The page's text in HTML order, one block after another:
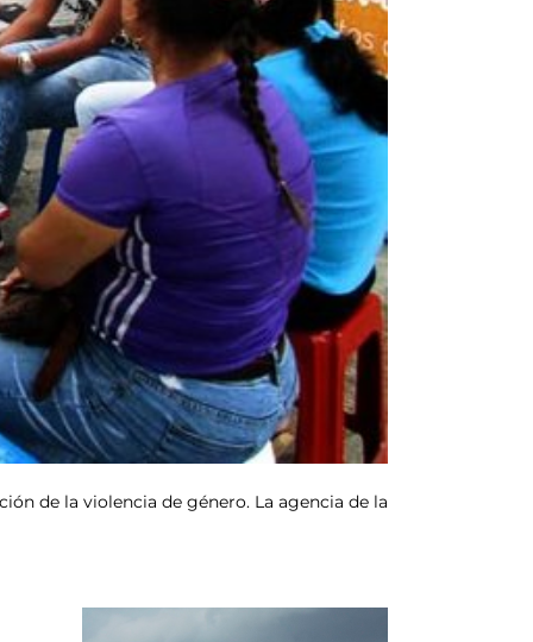
de la violencia de género. La agencia de la